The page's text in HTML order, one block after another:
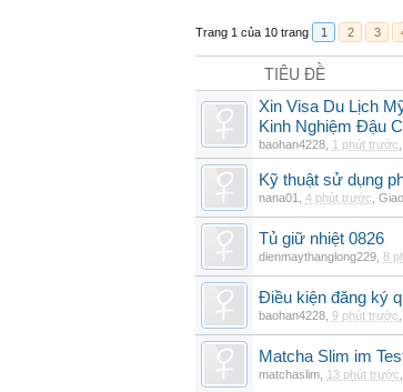
Trang 1 của 10 trang 1 2 3
TIÊU ĐỀ
Xin Visa Du Lịch
Kinh Nghiệm Đậu
baohan4228 1 phút trước
Kỹ thuật sử dụng
nana01 4 phút trước
Tủ giữ nhiệt 0826
dienmaythanglong229 8
Điều kiện đăng ký
baohan4228 9 phút trước
Matcha Slim im
matchaslim 13 phút trước